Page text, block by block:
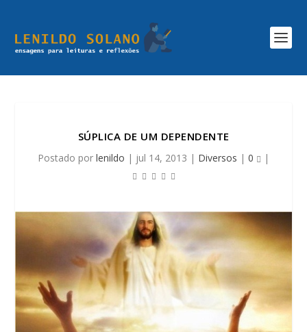
SÚPLICA DE UM DEPENDENTE
Postado por lenildo | jul 14, 2013 | Diversos | 0 |